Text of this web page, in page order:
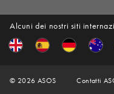
Alcuni dei nostri siti
© 2026 ASOS Contatti